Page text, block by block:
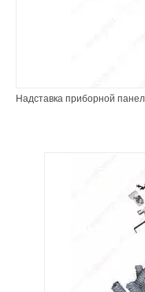
Надставка приборной